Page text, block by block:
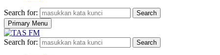
Search for:
Search
Primary Menu
Search for: Search